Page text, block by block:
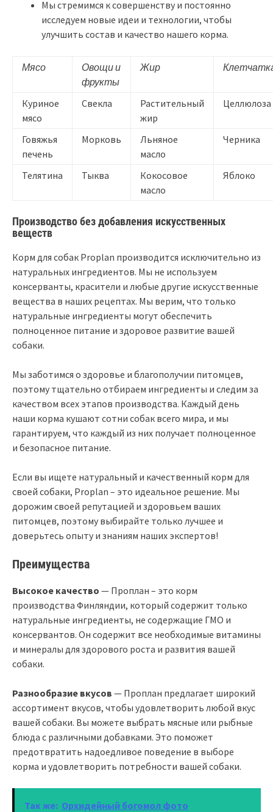
Мы стремимся к совершенству и постоянно
исследуем новые идеи и технологии, чтобы
улучшить состав и качество нашего корма.
Мясо
Овощи и
фрукты
Жир
Куриное
мясо
Свекла
Растительный
жир
Целлюлоза
Говяжья
печень
Морковь
Льняное
масло
Черника
Телятина Тыква
Кокосовое
масло
Яблоко
Производство без добавления искусственных
веществ
Корм для собак Proplan производится исключительно из
натуральных ингредиентов. Мы не используем
консерванты, красители и любые другие искусственные
вещества в наших рецептах. Мы верим, что только
натуральные ингредиенты могут обеспечить
полноценное питание и здоровое развитие вашей
собаки.
Мы заботимся о здоровье и благополучии питомцев,
поэтому тщательно отбираем ингредиенты и следим за
качеством всех этапов производства. Каждый день
наши корма кушают сотни собак всего мира, и мы
гарантируем, что каждый из них получает полноценное
и безопасное питание.
Если вы ищете натуральный и качественный корм для
своей собаки, Proplan – это идеальное решение. Мы
дорожим своей репутацией и здоровьем ваших
питомцев, поэтому выбирайте только лучшее и
доверьтесь опыту и знаниям наших экспертов!
Преимущества
Высокое качество — Проплан – это корм
производства Финляндии, который содержит только
натуральные ингредиенты, не содержащие ГМО и
консервантов. Он содержит все необходимые витамины
и минералы для здорового роста и развития вашей
собаки.
Разнообразие вкусов — Проплан предлагает широкий
ассортимент вкусов, чтобы удовлетворить любой вкус
вашей собаки. Вы можете выбрать мясные или рыбные
блюда с различными добавками. Это поможет
предотвратить надоедливое поведение в выборе
корма и удовлетворить потребности вашей собаки.
Так же: Орхидейный богомол фото